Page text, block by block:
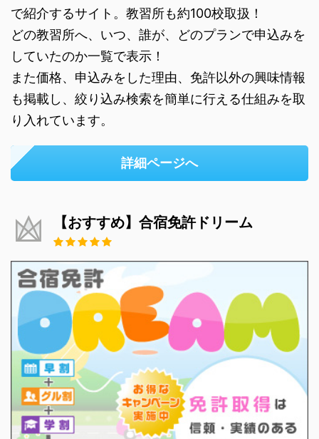
で紹介するサイト。教習所も約100校取扱！
どの教習所へ、いつ、誰が、どのプランで申込みを
していたのか一覧で表示！
また価格、申込みをした理由、免許以外の興味情報
も掲載し、絞り込み検索を簡単に行える仕組みを取
り入れています。
詳細ページへ
【おすすめ】合宿免許ドリーム